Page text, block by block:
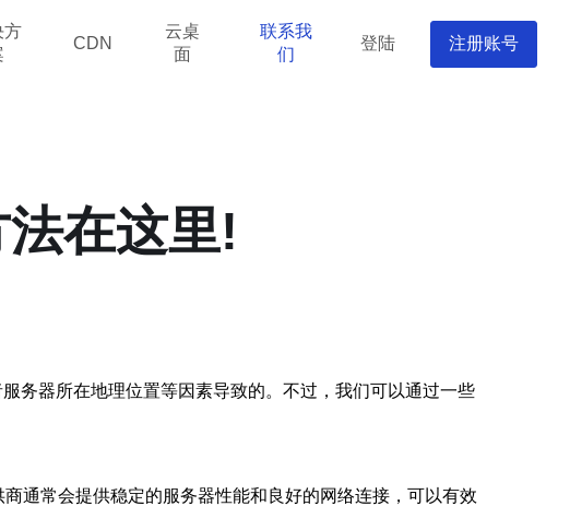
方
CDN
云桌
面
联系我
们
登陆 注册账号
在这里!
务器所在地理位置等因素导致的。不过，我们可以通过一些
通常会提供稳定的服务器性能和良好的网络连接，可以有效